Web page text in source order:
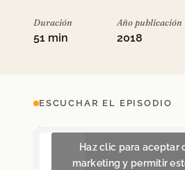
Duración
51 min
Año publicación
2018
ESCUCHAR EL EPISODIO
Haz clic para aceptar
marketing y permitir